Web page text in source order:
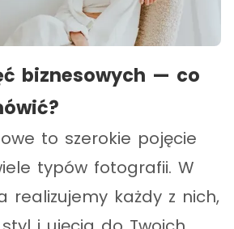
biznesowych — co
to szerokie pojęcie
typów fotografii. W
realizujemy każdy z nich,